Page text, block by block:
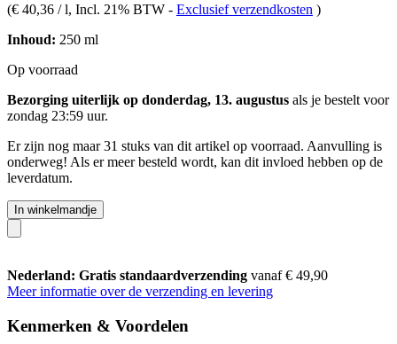
(€ 40,36 / l, Incl. 21% BTW - Exclusief verzendkosten )
Inhoud: 250 ml
Op voorraad
Bezorging uiterlijk op donderdag, 13. augustus als je bestelt voor
zondag 23:59 uur.
Er zijn nog maar 31 stuks van dit artikel op voorraad. Aanvulling is
onderweg! Als er meer besteld wordt, kan dit invloed hebben op de
leverdatum.
In winkelmandje
Nederland: Gratis standaardverzending vanaf € 49,90
Meer informatie over de verzending en levering
Kenmerken & Voordelen